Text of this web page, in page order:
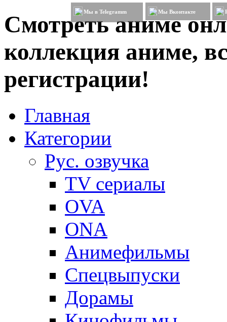
Смотреть аниме
коллекция аниме,
регистрации!
Мы в Telegramm Мы Вконтакте
Главная
Категории
Рус. озвучка
TV сериалы
OVA
ONA
Анимефильмы
Спецвыпуски
Дорамы